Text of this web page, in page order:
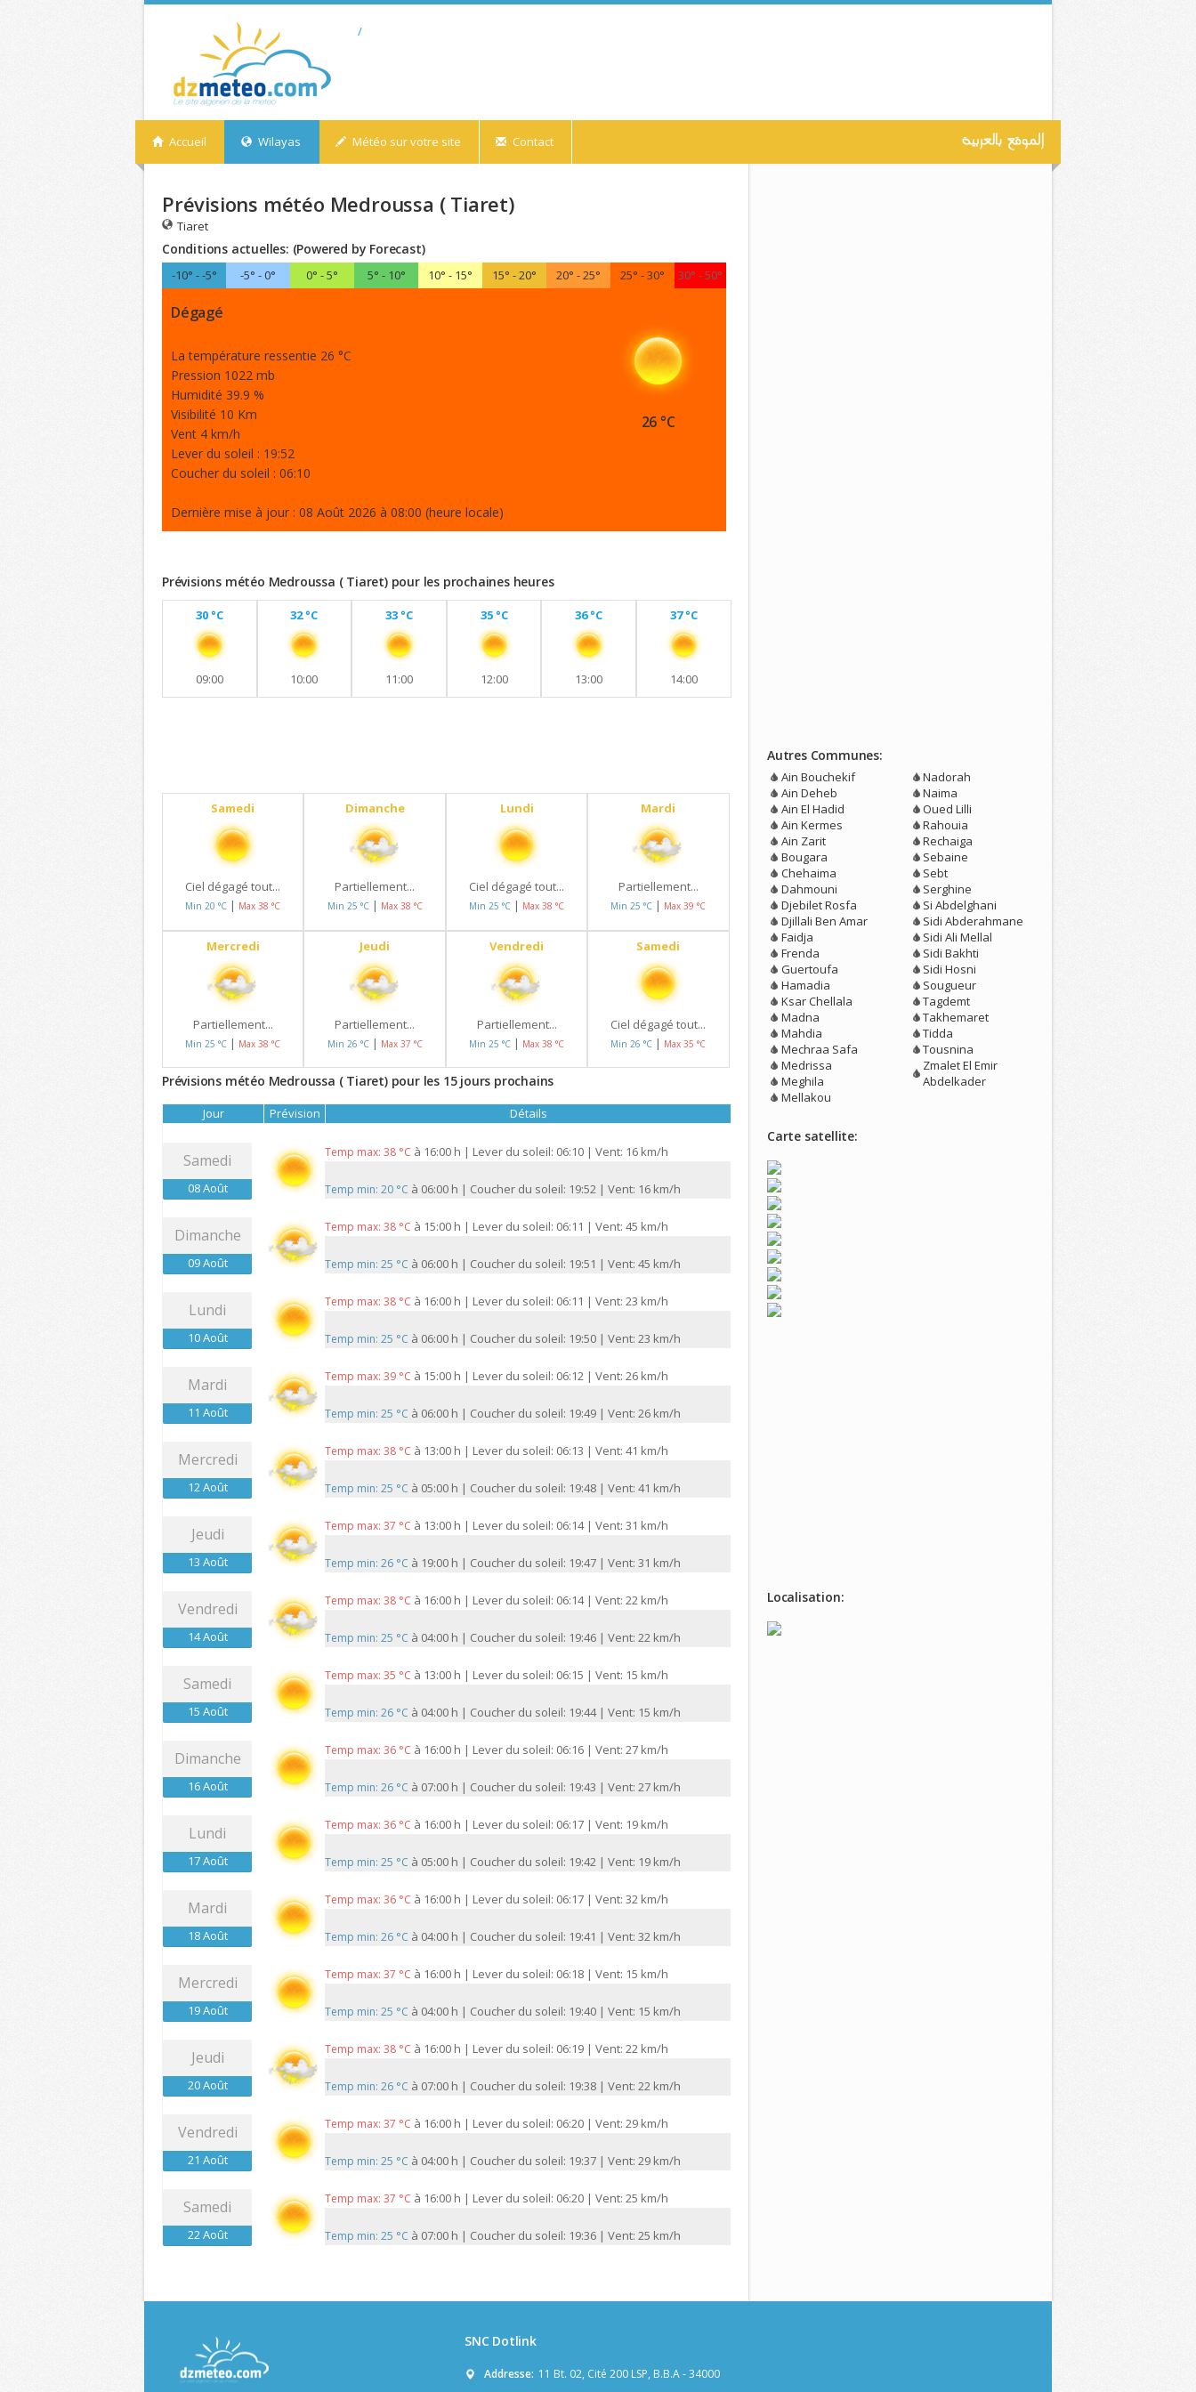
/
Accueil Wilayas Météo sur votre site Contact
Prévisions météo Medroussa ( Tiaret)
Tiaret
Conditions actuelles: (Powered by Forecast)
-10° - -5° -5° - 0° 0° - 5° 5° - 10° 10° - 15° 15° - 20° 20° - 25° 25° - 30° 30° - 50°
Dégagé
La température ressentie 26 °C
Pression 1022 mb
Humidité 39.9 %
Visibilité 10 Km
Vent 4 km/h
Lever du soleil : 19:52
Coucher du soleil : 06:10
Dernière mise à jour : 08 Août 2026 à 08:00 (heure locale)
26 °C
Prévisions météo Medroussa ( Tiaret) pour les prochaines heures
30 °C
09:00
32 °C
10:00
33 °C
11:00
35 °C
12:00
36 °C
13:00
37 °C
14:00
Samedi
Ciel dégagé tout...
Min 20 °C | Max 38 °C
Dimanche
Partiellement...
Min 25 °C | Max 38 °C
Lundi
Ciel dégagé tout...
Min 25 °C | Max 38 °C
Mardi
Partiellement...
Min 25 °C | Max 39 °C
Mercredi
Partiellement...
Min 25 °C | Max 38 °C
Jeudi
Partiellement...
Min 26 °C | Max 37 °C
Vendredi
Partiellement...
Min 25 °C | Max 38 °C
Samedi
Ciel dégagé tout...
Min 26 °C | Max 35 °C
Prévisions météo Medroussa ( Tiaret) pour les 15 jours prochains
Jour Prévision Détails
Samedi
08 Août
Temp max: 38 °C à 16:00 h | Lever du soleil: 06:10 | Vent: 16 km/h
Temp min: 20 °C à 06:00 h | Coucher du soleil: 19:52 | Vent: 16 km/h
Dimanche
09 Août
Temp max: 38 °C à 15:00 h | Lever du soleil: 06:11 | Vent: 45 km/h
Temp min: 25 °C à 06:00 h | Coucher du soleil: 19:51 | Vent: 45 km/h
Lundi
10 Août
Temp max: 38 °C à 16:00 h | Lever du soleil: 06:11 | Vent: 23 km/h
Temp min: 25 °C à 06:00 h | Coucher du soleil: 19:50 | Vent: 23 km/h
Mardi
11 Août
Temp max: 39 °C à 15:00 h | Lever du soleil: 06:12 | Vent: 26 km/h
Temp min: 25 °C à 06:00 h | Coucher du soleil: 19:49 | Vent: 26 km/h
Mercredi
12 Août
Temp max: 38 °C à 13:00 h | Lever du soleil: 06:13 | Vent: 41 km/h
Temp min: 25 °C à 05:00 h | Coucher du soleil: 19:48 | Vent: 41 km/h
Jeudi
13 Août
Temp max: 37 °C à 13:00 h | Lever du soleil: 06:14 | Vent: 31 km/h
Temp min: 26 °C à 19:00 h | Coucher du soleil: 19:47 | Vent: 31 km/h
Vendredi
14 Août
Temp max: 38 °C à 16:00 h | Lever du soleil: 06:14 | Vent: 22 km/h
Temp min: 25 °C à 04:00 h | Coucher du soleil: 19:46 | Vent: 22 km/h
Samedi
15 Août
Temp max: 35 °C à 13:00 h | Lever du soleil: 06:15 | Vent: 15 km/h
Temp min: 26 °C à 04:00 h | Coucher du soleil: 19:44 | Vent: 15 km/h
Dimanche
16 Août
Temp max: 36 °C à 16:00 h | Lever du soleil: 06:16 | Vent: 27 km/h
Temp min: 26 °C à 07:00 h | Coucher du soleil: 19:43 | Vent: 27 km/h
Lundi
17 Août
Temp max: 36 °C à 16:00 h | Lever du soleil: 06:17 | Vent: 19 km/h
Temp min: 25 °C à 05:00 h | Coucher du soleil: 19:42 | Vent: 19 km/h
Mardi
18 Août
Temp max: 36 °C à 16:00 h | Lever du soleil: 06:17 | Vent: 32 km/h
Temp min: 26 °C à 04:00 h | Coucher du soleil: 19:41 | Vent: 32 km/h
Mercredi
19 Août
Temp max: 37 °C à 16:00 h | Lever du soleil: 06:18 | Vent: 15 km/h
Temp min: 25 °C à 04:00 h | Coucher du soleil: 19:40 | Vent: 15 km/h
Jeudi
20 Août
Temp max: 38 °C à 16:00 h | Lever du soleil: 06:19 | Vent: 22 km/h
Temp min: 26 °C à 07:00 h | Coucher du soleil: 19:38 | Vent: 22 km/h
Vendredi
21 Août
Temp max: 37 °C à 16:00 h | Lever du soleil: 06:20 | Vent: 29 km/h
Temp min: 25 °C à 04:00 h | Coucher du soleil: 19:37 | Vent: 29 km/h
Samedi
22 Août
Temp max: 37 °C à 16:00 h | Lever du soleil: 06:20 | Vent: 25 km/h
Temp min: 25 °C à 07:00 h | Coucher du soleil: 19:36 | Vent: 25 km/h
Autres Communes:
Ain Bouchekif
Ain Deheb
Ain El Hadid
Ain Kermes
Ain Zarit
Bougara
Chehaima
Dahmouni
Djebilet Rosfa
Djillali Ben Amar
Faidja
Frenda
Guertoufa
Hamadia
Ksar Chellala
Madna
Mahdia
Mechraa Safa
Medrissa
Meghila
Mellakou
Nadorah
Naima
Oued Lilli
Rahouia
Rechaiga
Sebaine
Sebt
Serghine
Si Abdelghani
Sidi Abderahmane
Sidi Ali Mellal
Sidi Bakhti
Sidi Hosni
Sougueur
Tagdemt
Takhemaret
Tidda
Tousnina
Zmalet El Emir
Abdelkader
Carte satellite:
Localisation:
SNC Dotlink
Addresse: 11 Bt. 02, Cité 200 LSP, B.B.A - 34000